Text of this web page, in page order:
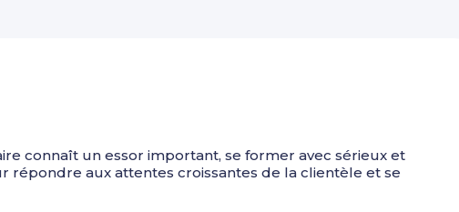
finitions.
connaît un essor important, se former avec sérieux et
répondre aux attentes croissantes de la clientèle et se